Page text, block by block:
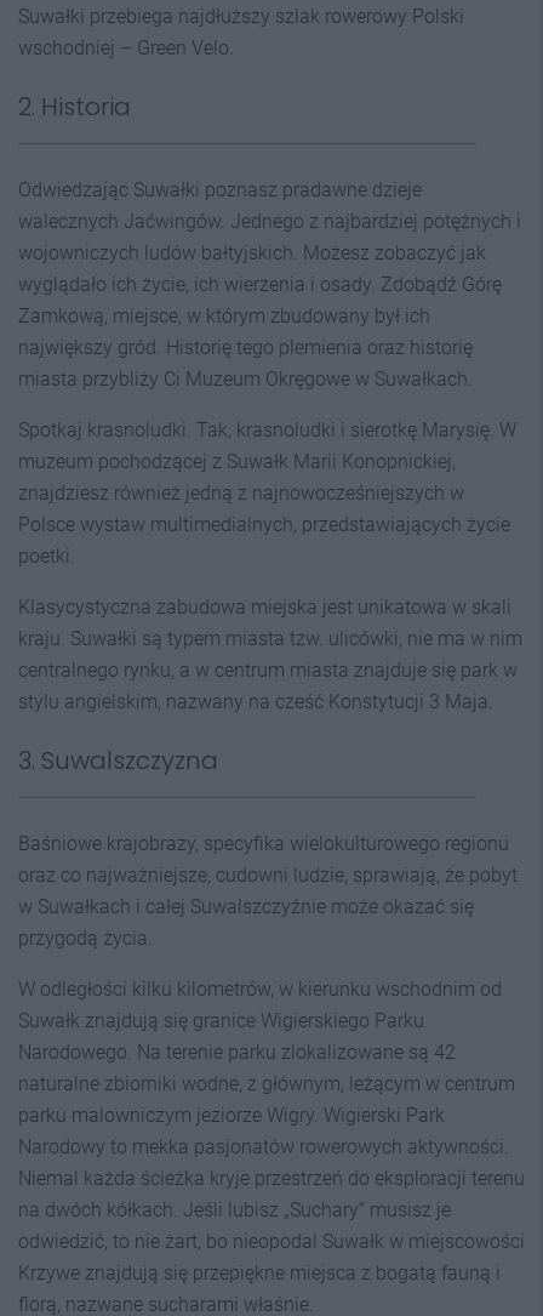
Suwałki przebiega najdłuższy szlak rowerowy Polski
wschodniej – Green Velo.
2. Historia
Odwiedzając Suwałki poznasz pradawne dzieje
walecznych Jaćwingów. Jednego z najbardziej potężnych i
wojowniczych ludów bałtyjskich. Możesz zobaczyć jak
wyglądało ich życie, ich wierzenia i osady. Zdobądź Górę
Zamkową, miejsce, w którym zbudowany był ich
największy gród. Historię tego plemienia oraz historię
miasta przybliży Ci Muzeum Okręgowe w Suwałkach.
Spotkaj krasnoludki. Tak, krasnoludki i sierotkę Marysię. W
muzeum pochodzącej z Suwałk Marii Konopnickiej,
znajdziesz również jedną z najnowocześniejszych w
Polsce wystaw multimedialnych, przedstawiających życie
poetki.
Klasycystyczna zabudowa miejska jest unikatowa w skali
kraju. Suwałki są typem miasta tzw. ulicówki, nie ma w nim
centralnego rynku, a w centrum miasta znajduje się park w
stylu angielskim, nazwany na cześć Konstytucji 3 Maja.
3. Suwalszczyzna
Baśniowe krajobrazy, specyfika wielokulturowego regionu
oraz co najważniejsze, cudowni ludzie, sprawiają, że pobyt
w Suwałkach i całej Suwalszczyźnie może okazać się
przygodą życia.
W odległości kilku kilometrów, w kierunku wschodnim od
Suwałk znajdują się granice Wigierskiego Parku
Narodowego. Na terenie parku zlokalizowane są 42
naturalne zbiorniki wodne, z głównym, leżącym w centrum
parku malowniczym jeziorze Wigry. Wigierski Park
Narodowy to mekka pasjonatów rowerowych aktywności.
Niemal każda ścieżka kryje przestrzeń do eksploracji terenu
na dwóch kółkach. Jeśli lubisz „Suchary” musisz je
odwiedzić, to nie żart, bo nieopodal Suwałk w miejscowości
Krzywe znajdują się przepiękne miejsca z bogatą fauną i
florą, nazwane sucharami właśnie.